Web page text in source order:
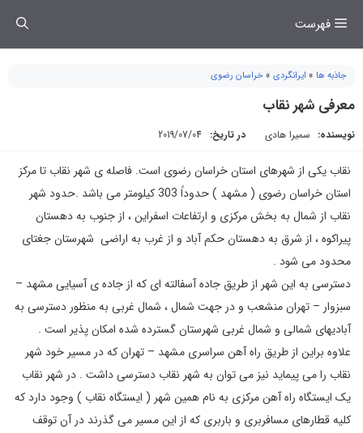
فهرست
جاذبه ها » ایرانگردی » خراسان رضوی
معرفی شهر نقاب
نویسنده: سمیرا هادی در تاریخ: 2019/07/04
نقاب یکی از شهرهای استان خراسان رضوی است. فاصله ی شهر نقاب تا مرکز
استان خراسان رضوی ( مشهد ) حدوداً 303 کیلومتر می باشد .حدود شهر
نقاب از شمال به بخش مرکزی و ارتفاعات اسفراین ، از جنوب به دهستان
پیراکوه ، از شرق به دهستان حکم آباد و از غرب به اراضی شهرستان جغتای
محدود می شود .
دسترسی به این شهر از طریق جاده آسفالته ای که از جاده ی آسیایی مشهد –
سبزوار – تهران منشعب و در جهت شمال ، شمال غربی به منظور دسترسی به
آبادیهای شمالی و شمال غربی شهرستان گسترده شده امکان پذیر است .
علاوه براین از طریق راه آهن سراسری مشهد – تهران که در مسیر خود شهر
نقاب را می پیماید نیز می توان به شهر نقاب دسترسی داشت . در شهر نقاب
یک ایستگاه راه آهن مرکزی به نام همین شهر ( ایستگاه نقاب ) وجود دارد که
کلیه قطارهای مسافربری و باربری که از این مسیر می گذرند در آن توقف